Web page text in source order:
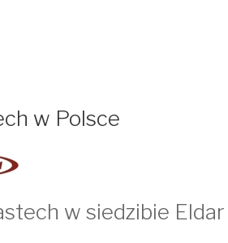
w Polsce
w siedzibie Eldar